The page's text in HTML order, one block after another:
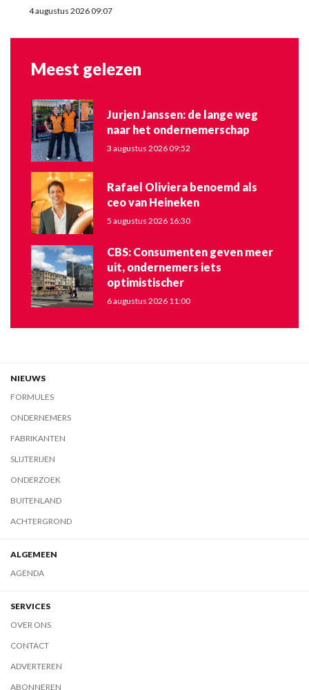
4 augustus 2026 09:07
Meest gelezen
Jurjen Janssen: de lange weg
naar het ondernemerschap
3 augustus 2026 09:52
Rafael Oliviera benoemd als
ceo van Heineken
5 augustus 2026 16:30
CBS: Consumenten geven meer
uit, ondernemers iets
optimistischer
6 augustus 2026 11:00
NIEUWS
FORMULES
ONDERNEMERS
FABRIKANTEN
SLIJTERIJEN
ONDERZOEK
BUITENLAND
ACHTERGROND
ALGEMEEN
AGENDA
SERVICES
OVER ONS
CONTACT
ADVERTEREN
ABONNEREN